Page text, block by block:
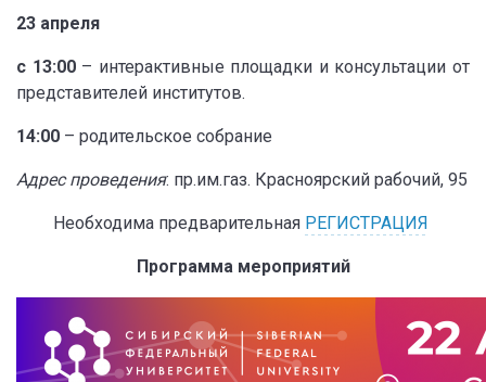
23 апреля
с 13:00– интерактивные площадки и консультации от
представителей институтов.
14:00 – родительское собрание
Адрес проведения: пр.им.газ. Красноярский рабочий, 95
Необходима предварительная РЕГИСТРАЦИЯ
Программа мероприятий